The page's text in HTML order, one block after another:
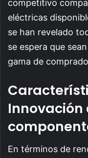
competitivo
eléctricas
se han revelado
se espera que
gama de
Innovación
En términos de